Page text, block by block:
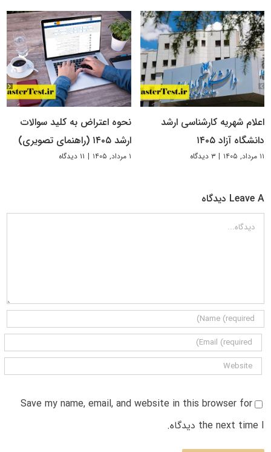
اعلام شهریه کارشناسی ارشد
دانشگاه آزاد ۱۴۰۵
۱۱ مرداد, ۱۴۰۵ | ۳ دیدگاه
نحوه اعتراض به کلید سوالات
ارشد ۱۴۰۵ (راهنمای تصویری)
۱ مرداد, ۱۴۰۵ | ۱۱ دیدگاه
Leave A دیدگاه
دیدگاه
Save my name, email, and website in this browser for
the next time I دیدگاه.